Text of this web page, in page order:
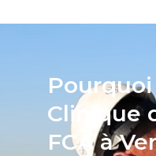
Clinique
FCA à